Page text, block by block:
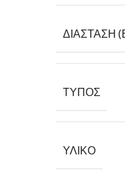
ΔΙΆΣΤΑΣΗ
ΤΎΠΟΣ
ΥΛΙΚΌ